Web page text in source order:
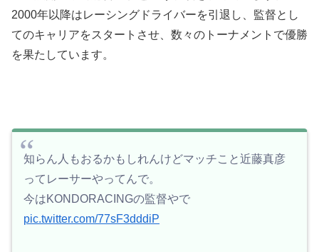
2000年以降はレーシングドライバーを引退し、監督とし
てのキャリアをスタートさせ、数々のトーナメントで優勝
を果たしています。
知らん人もおるかもしれんけどマッチこと近藤真彦
ってレーサーやってんで。
今はKONDORACINGの監督やで
pic.twitter.com/77sF3dddiP